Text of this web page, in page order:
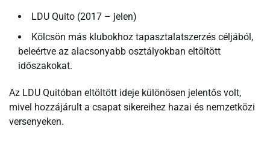
LDU Quito (2017 – jelen)
Kölcsön más klubokhoz tapasztalatszerzés céljából,
beleértve az alacsonyabb osztályokban eltöltött
időszakokat.
Az LDU Quitóban eltöltött ideje különösen jelentős volt,
mivel hozzájárult a csapat sikereihez hazai és nemzetközi
versenyeken.